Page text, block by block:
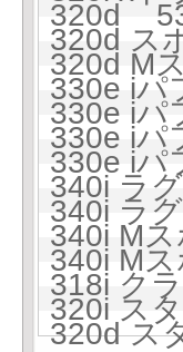
320d
320d ス
320d M
330e i
330e i
330e i
330e i
340i ラ
340i ラ
340i M
340i M
318i ク
320i ス
320d ス